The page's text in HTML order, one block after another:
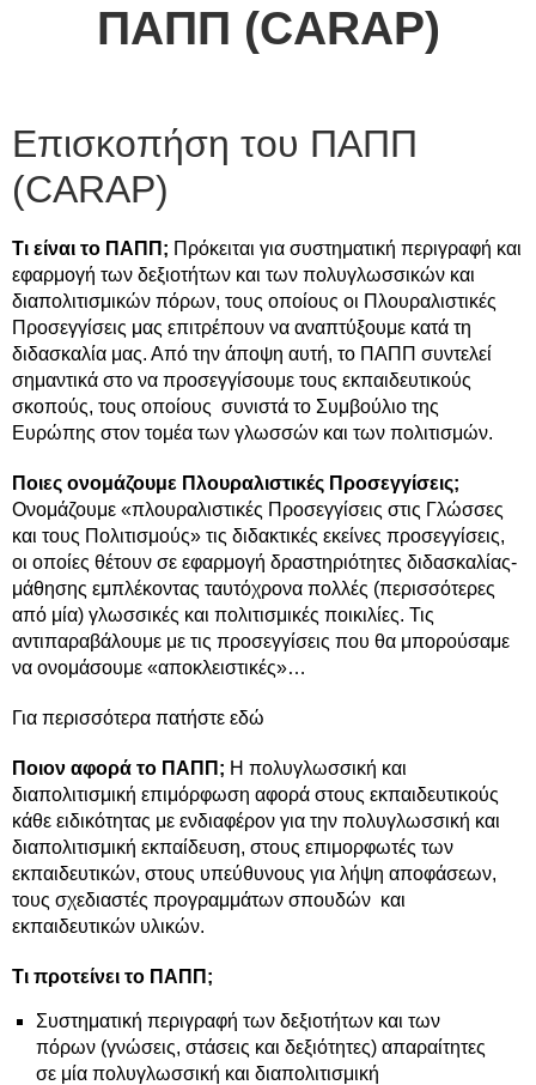
ΠΑΠΠ (CARAP)
Επισκοπήση του ΠΑΠΠ
(CARAP)
Τι είναι το ΠΑΠΠ; Πρόκειται για συστηματική περιγραφή και
εφαρμογή των δεξιοτήτων και των πολυγλωσσικών και
διαπολιτισμικών πόρων, τους οποίους οι Πλουραλιστικές
Προσεγγίσεις μας επιτρέπουν να αναπτύξουμε κατά τη
διδασκαλία μας. Από την άποψη αυτή, το ΠΑΠΠ συντελεί
σημαντικά στο να προσεγγίσουμε τους εκπαιδευτικούς
σκοπούς, τους οποίους συνιστά το Συμβούλιο της
Ευρώπης στον τομέα των γλωσσών και των πολιτισμών.
Ποιες ονομάζουμε Πλουραλιστικές Προσεγγίσεις;
Ονομάζουμε «πλουραλιστικές Προσεγγίσεις στις Γλώσσες
και τους Πολιτισμούς» τις διδακτικές εκείνες προσεγγίσεις,
οι οποίες θέτουν σε εφαρμογή δραστηριότητες διδασκαλίας-
μάθησης εμπλέκοντας ταυτόχρονα πολλές (περισσότερες
από μία) γλωσσικές και πολιτισμικές ποικιλίες. Τις
αντιπαραβάλουμε με τις προσεγγίσεις που θα μπορούσαμε
να ονομάσουμε «αποκλειστικές»…
Για περισσότερα πατήστε εδώ
Ποιον αφορά το ΠΑΠΠ; Η πολυγλωσσική και
διαπολιτισμική επιμόρφωση αφορά στους εκπαιδευτικούς
κάθε ειδικότητας με ενδιαφέρον για την πολυγλωσσική και
διαπολιτισμική εκπαίδευση, στους επιμορφωτές των
εκπαιδευτικών, στους υπεύθυνους για λήψη αποφάσεων,
τους σχεδιαστές προγραμμάτων σπουδών και
εκπαιδευτικών υλικών.
Τι προτείνει το ΠΑΠΠ;
Συστηματική περιγραφή των δεξιοτήτων και των
πόρων (γνώσεις, στάσεις και δεξιότητες) απαραίτητες
σε μία πολυγλωσσική και διαπολιτισμική